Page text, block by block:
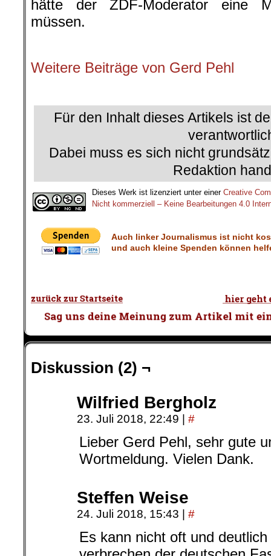
hätte der ZDF-Moderator eine
müssen.
Weitere Beiträge von Gerd Pehl
Für den Inhalt dieses Artikels ist
Dabei muss es sich nicht
Redaktion
Dieses Werk ist lizenziert unter einer Creative
Nicht kommerziell – Keine Bearbeitungen 4.0
Auch linker Journalismus ist nicht
und auch kleine Spenden können
Diskussion (2) ¬
Wilfried Bergholz
23. Juli 2018, 22:49 #
Lieber Gerd Pehl, sehr gute
Wortmeldung. Vielen Dank.
Steffen Weise
24. Juli 2018, 15:43 #
Es kann nicht oft und